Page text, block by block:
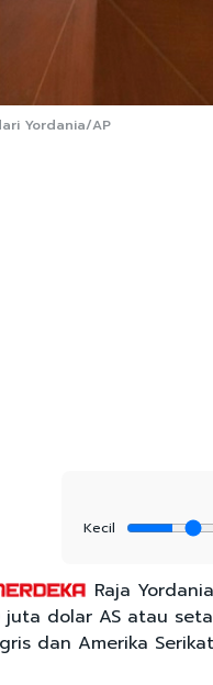
Yordania/AP
Kecil
Raja
juta dolar AS atau
dan Amerika